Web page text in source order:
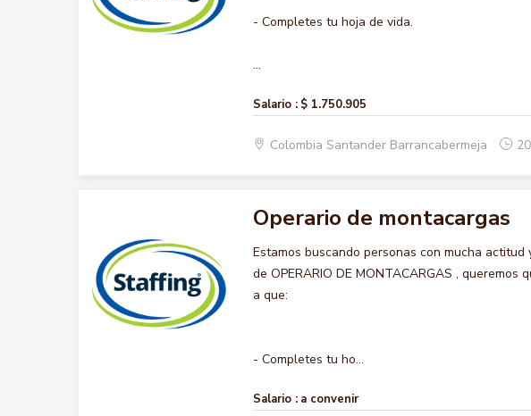
- Completes tu hoja de vida.
...
Salario : $ 1.750.905
Colombia Santander Barrancabermeja
Operario de montacargas
Estamos buscando personas con mucha
de OPERARIO DE MONTACARGAS ,
a que:
- Completes tu ho...
Salario : a convenir